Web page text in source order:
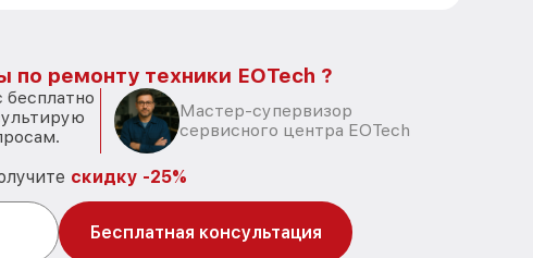
по ремонту техники EOTech ?
Мастер-супервизор
сервисного центра EOTech
скидку -25%
Бесплатная консультация